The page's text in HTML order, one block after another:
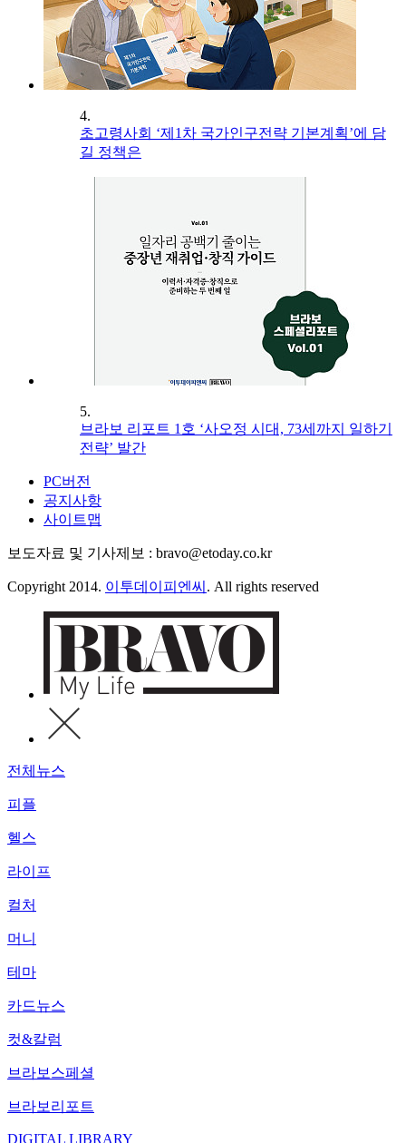
4.
초고령사회 ‘제1차 국가인구전략 기본계획’에 담
길 정책은
5.
브라보 리포트 1호 ‘사오정 시대, 73세까지 일하기
전략’ 발간
PC버전
공지사항
사이트맵
보도자료 및 기사제보 : bravo@etoday.co.kr
Copyright 2014. 이투데이피엔씨 . All rights reserved
전체뉴스
피플
헬스
라이프
컬처
머니
테마
카드뉴스
컷&칼럼
브라보스페셜
브라보리포트
DIGITAL LIBRARY